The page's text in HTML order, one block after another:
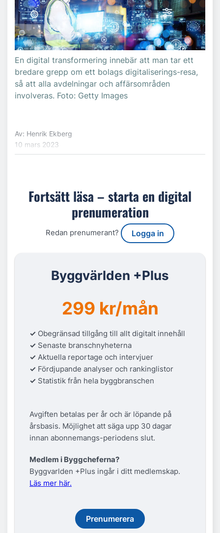
En digital transformering innebär att man tar ett
bredare grepp om ett bolags digitaliserings-resa,
så att alla avdelningar och affärsområden
involveras. Foto: Getty Images
Av: Henrik Ekberg
10 mars 2023
Fortsätt läsa – starta en digital
prenumeration
Redan prenumerant? Logga in
Byggvärlden +Plus
299 kr/mån
✓ Obegränsad tillgång till allt digitalt innehåll
✓ Senaste branschnyheterna
✓ Aktuella reportage och intervjuer
✓ Fördjupande analyser och rankinglistor
✓ Statistik från hela byggbranschen
Avgiften betalas per år och är löpande på
årsbasis. Möjlighet att säga upp 30 dagar
innan abonnemangs-periodens slut.
Medlem i Byggcheferna?
Byggvarlden +Plus ingår i ditt medlemskap.
Läs mer här.
Prenumerera